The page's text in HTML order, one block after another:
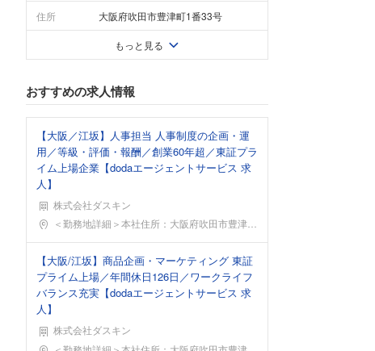
住所 大阪府吹田市豊津町1番33号
もっと見る
おすすめの求人情報
【大阪／江坂】人事担当 人事制度の企画・運
用／等級・評価・報酬／創業60年超／東証プラ
イム上場企業【dodaエージェントサービス 求
人】
株式会社ダスキン
勤務地＜勤務地詳細＞本社住所：大阪府吹田市豊津町1-33
【大阪/江坂】商品企画・マーケティング 東証
プライム上場／年間休日126日／ワークライフ
バランス充実【dodaエージェントサービス 求
人】
株式会社ダスキン
勤務地